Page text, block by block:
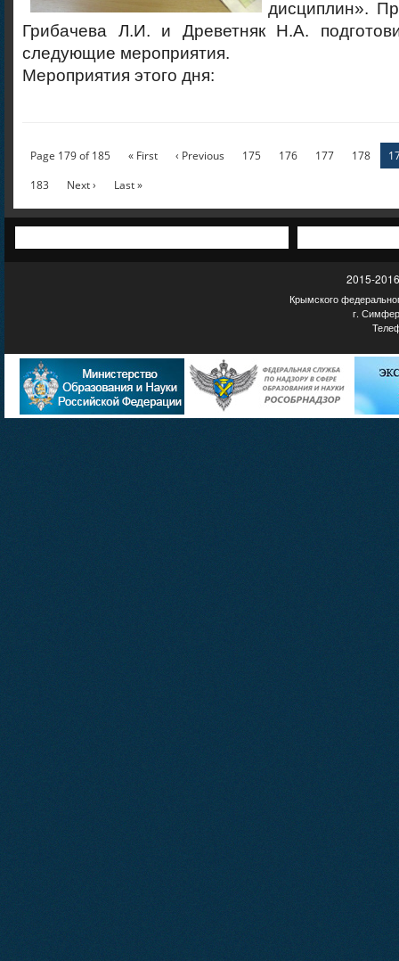
дисциплин».
Грибачева Л.И. и Древетняк Н.А.
следующие мероприятия.
Мероприятия этого дня:
Page 179 of 185 « First ‹ Previous 175 176 177 178
183
Next › Last »
2015-
Крымского
г.